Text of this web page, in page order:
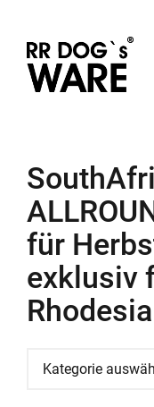
für
exklusiv
auswählen